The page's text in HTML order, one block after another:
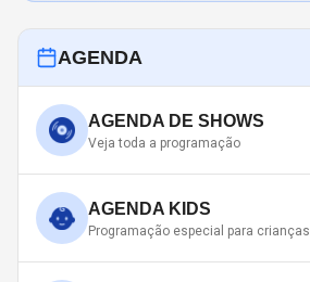
AGENDA
AGENDA DE SHOWS
Veja toda a programação
AGENDA KIDS
Programação especial para crianças